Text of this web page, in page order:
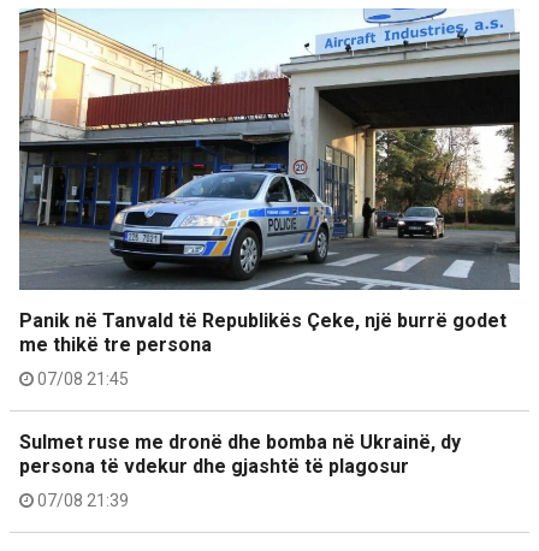
Panik në Tanvald të Republikës Çeke, një burrë godet
me thikë tre persona
07/08 21:45
Sulmet ruse me dronë dhe bomba në Ukrainë, dy
persona të vdekur dhe gjashtë të plagosur
07/08 21:39